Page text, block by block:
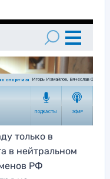
только в
в нейтральном
РФ